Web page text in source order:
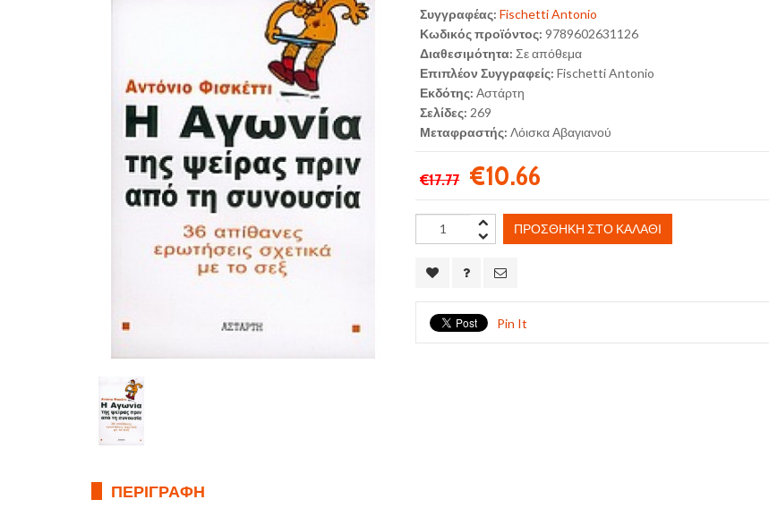
Συγγραφέας: Fischetti Antonio
Κωδικός προϊόντος: 9789602631126
Διαθεσιμότητα: Σε απόθεμα
Επιπλέον Συγγραφείς:Fischetti Antonio
Εκδότης:Αστάρτη
Σελίδες: 269
Μεταφραστής:Λόισκα Αβαγιανού
€17.77 €10.66
ΠΡΟΣΘΉΚΗ ΣΤΟ ΚΑΛΆΘΙ
Pin It
ΠΕΡΙΓΡΑΦΉ